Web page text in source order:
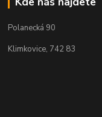
Polanecká 90
Klimkovice, 742 83